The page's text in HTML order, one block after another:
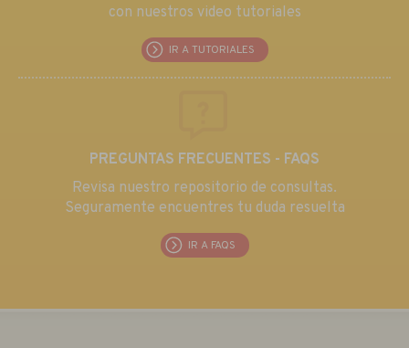
con nuestros video tutoriales
IR A TUTORIALES
PREGUNTAS FRECUENTES - FAQS
Revisa nuestro repositorio de consultas.
Seguramente encuentres tu duda resuelta
IR A FAQS